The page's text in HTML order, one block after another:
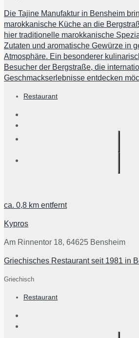
Die Tajine Manufaktur in Bensheim
marokkanische Küche an die
hier traditionelle marokkanische
Zutaten und aromatische Gewürze in
Atmosphäre. Ein besonderer
Besucher der Bergstraße, die
Geschmackserlebnisse entdecken
Restaurant
ca. 0,8 km entfernt
Kypros
Am Rinnentor 18, 64625 Bensheim
Griechisches Restaurant seit 1981 in
Griechisch
Restaurant